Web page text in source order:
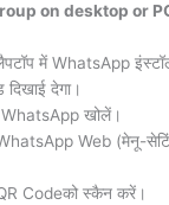
on desktop or
में WhatsApp
देगा।
खोलें।
Web (मेनू-
Codeको स्कैन करें।